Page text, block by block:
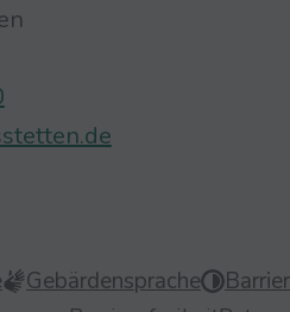
Gebärdensprache